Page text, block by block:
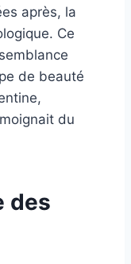
après, la
Ce
de beauté
du
des